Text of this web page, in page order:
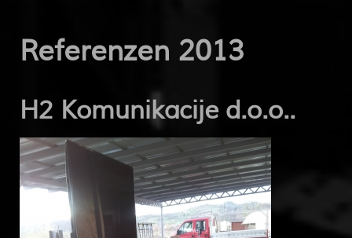
Referenzen 2013
H2 Komunikacije d.o.o..